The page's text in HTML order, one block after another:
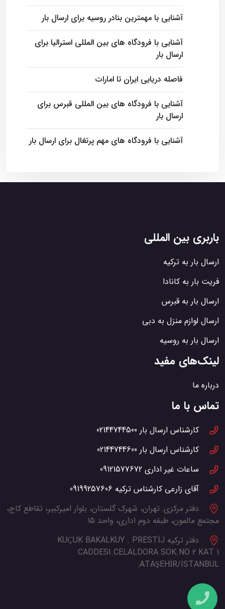
آشنایی با مهمترین بنادر روسیه برای ارسال بار
آشنایی با فرودگاه های بین المللی استرالیا برای
ارسال بار
فاصله دریایی ایران تا امارات
آشنایی با فرودگاه‌ های بین المللی قبرس برای
ارسال بار
آشنایی با فرودگاه های مهم پرتغال برای ارسال بار
باربری بین المللی
ارسال بار به ترکیه
فریت بار به کانادا
ارسال بار به قبرس
ارسال لوازم منزل به دبی
ارسال بار به روسیه
لینک‌های مفید
درباره ما
تماس با ما
کارشناس ارسال بار 02144744500
کارشناس ارسال بار 02144744600
ساعات غیر اداری 09121577672
آقای زارعی کارشناس ترکیه 09199257606
دفتر مرکزی: تهران، شهرک گلستان، بلوار امیرکبیر، تقاطع کاج،
مجتمع مالمون، طبقه دوم اداری، واحد 15
دفتر ترکیه KUÇUK BAKALKUY . PRESTİJ
CADDESI.CELALDORA SOK.NO 2 KAT 1
ATAŞEHİR/ISTANBUL: